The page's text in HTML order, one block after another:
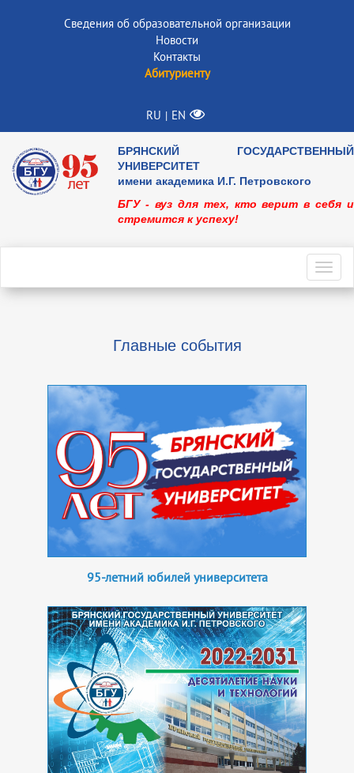
Сведения об образовательной организации
Новости
Контакты
Абитуриенту
RU | EN
БРЯНСКИЙ ГОСУДАРСТВЕННЫЙ
УНИВЕРСИТЕТ
имени академика И.Г. Петровского
БГУ - вуз для тех, кто верит в себя и
стремится к успеху!
Главные события
95-летний юбилей университета